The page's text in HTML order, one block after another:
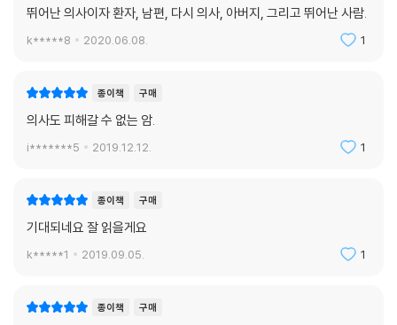
뛰어난 의사이자 환자, 남편, 다시 의사, 아버지, 그리고 뛰어난 사람.
k*****8 2020.06.08. 1
종이책 구매
의사도 피해갈 수 없는 암.
i*******5 2019.12.12. 1
종이책 구매
기대되네요 잘 읽을게요
k*****1 2019.09.05. 1
종이책 구매